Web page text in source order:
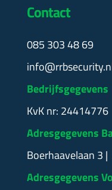
Contact
085 303 48 69
Bedrijfsgegevens
KvK nr: 24414776
Adresgegevens
Boerhaavelaan 3
Adresgegevens